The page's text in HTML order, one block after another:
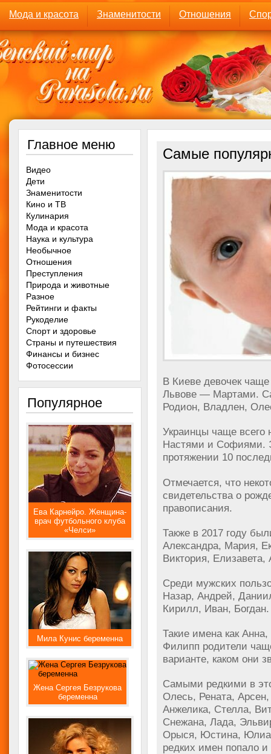
Мода и красота Знаменитости Отношения
Самые
В Киеве девочек
Львове — Мартами.
Родион, Владлен,
Украинцы чаще всего
Настями и Софиями.
протяжении 10
Отмечается, что
свидетельства о
правописания.
Также в 2017 году
Александра, Мария,
Виктория,
Среди мужских
Назар, Андрей,
Кирилл, Иван, Богдан.
Такие имена как
Филипп родители
варианте, каком они
Самыми редкими в
Олесь, Рената,
Анжелика, Стелла,
Снежана, Лада,
Орыся, Юстина,
редких имен попало
Главное меню
Видео
Дети
Знаменитости
Кино и ТВ
Кулинария
Мода и красота
Наука и культура
Необычное
Отношения
Преступления
Природа и животные
Разное
Рейтинги и факты
Рукоделие
Спорт и здоровье
Страны и путешествия
Финансы и бизнес
Фотосессии
Популярное
Ева Карнейро. Женщина-
врач футбольного клуба
«Челси»
Мила Кунис беременна
Жена Сергея Безрукова
беременна